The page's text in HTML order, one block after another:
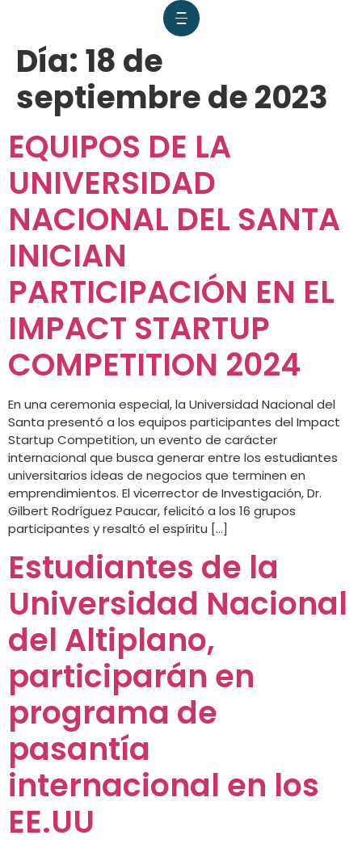
Día: 18 de
septiembre de 2023
EQUIPOS DE LA
UNIVERSIDAD
NACIONAL DEL SANTA
INICIAN
PARTICIPACIÓN EN EL
IMPACT STARTUP
COMPETITION 2024
En una ceremonia especial, la Universidad Nacional del
Santa presentó a los equipos participantes del Impact
Startup Competition, un evento de carácter
internacional que busca generar entre los estudiantes
universitarios ideas de negocios que terminen en
emprendimientos. El vicerrector de Investigación, Dr.
Gilbert Rodríguez Paucar, felicitó a los 16 grupos
participantes y resaltó el espíritu […]
Estudiantes de la
Universidad Nacional
del Altiplano,
participarán en
programa de
pasantía
internacional en los
EE.UU